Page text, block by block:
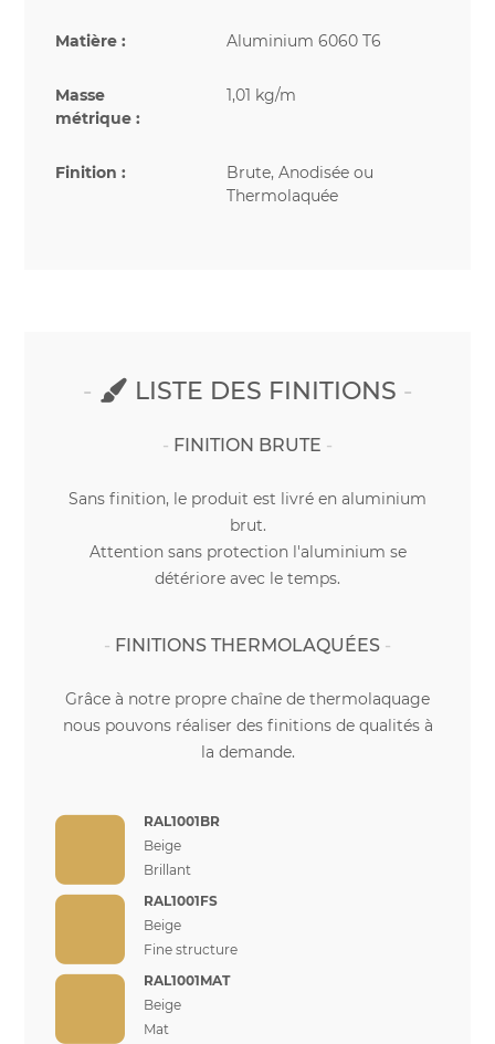
Matière : Aluminium 6060 T6
Masse
métrique :
1,01 kg/m
Finition :
Brute, Anodisée ou
Thermolaquée
LISTE DES FINITIONS
FINITION BRUTE
Sans finition, le produit est livré en aluminium
brut.
Attention sans protection l'aluminium se
détériore avec le temps.
FINITIONS THERMOLAQUÉES
Grâce à notre propre chaîne de thermolaquage
nous pouvons réaliser des finitions de qualités à
la demande.
RAL1001BR
Beige
Brillant
RAL1001FS
Beige
Fine structure
RAL1001MAT
Beige
Mat